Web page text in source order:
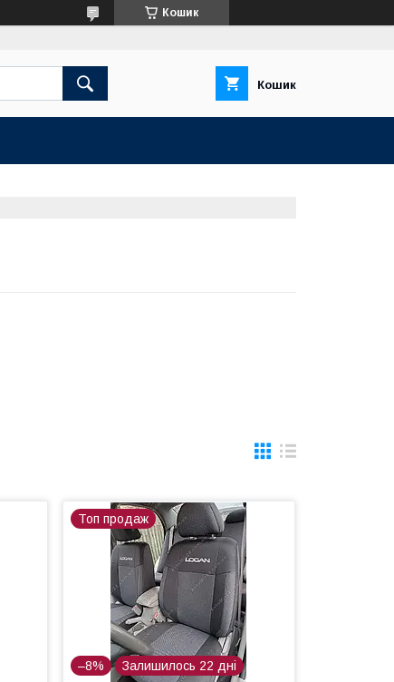
Кошик
Кошик
Топ продаж
–8% Залишилось 22 дні